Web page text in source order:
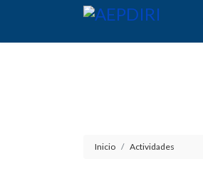
Inicio Actividades